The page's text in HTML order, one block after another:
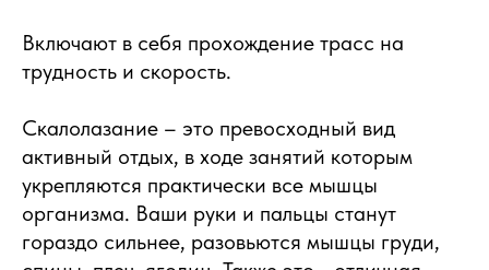
Включают в себя прохождение трасс на
трудность и скорость.
Скалолазание – это превосходный вид
активный отдых, в ходе занятий которым
укрепляются практически все мышцы
организма. Ваши руки и пальцы станут
гораздо сильнее, разовьются мышцы груди,